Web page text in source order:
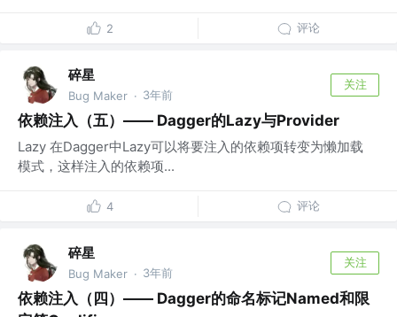
2 评论
碎星
Bug Maker · 3年前
关注
依赖注入（五）—— Dagger的Lazy与Provider
Lazy 在Dagger中Lazy可以将要注入的依赖项转变为懒加载
模式，这样注入的依赖项...
4 评论
碎星
Bug Maker · 3年前
关注
依赖注入（四）—— Dagger的命名标记Named和限